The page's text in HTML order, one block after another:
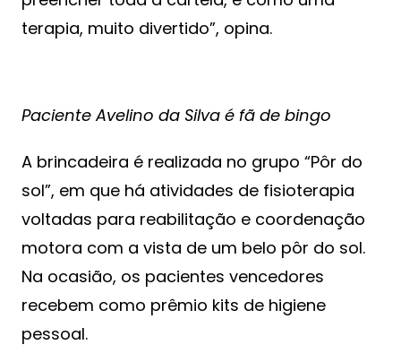
terapia, muito divertido”, opina.
Paciente Avelino da Silva é fã de bingo
A brincadeira é realizada no grupo “Pôr do
sol”, em que há atividades de fisioterapia
voltadas para reabilitação e coordenação
motora com a vista de um belo pôr do sol.
Na ocasião, os pacientes vencedores
recebem como prêmio kits de higiene
pessoal.